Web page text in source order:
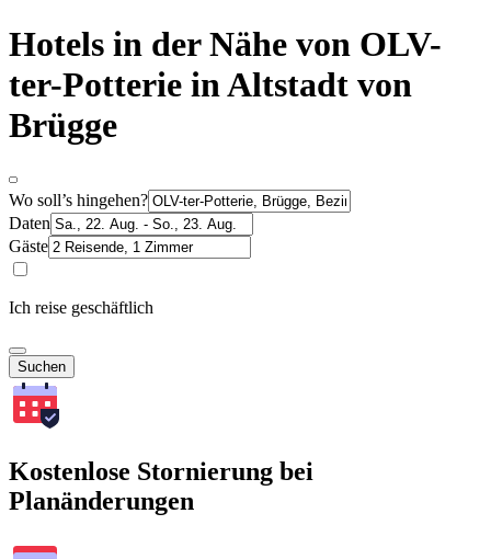
Hotels in der Nähe von OLV-
ter-Potterie in Altstadt von
Brügge
Wo soll’s hingehen?
Daten
Gäste
Ich reise geschäftlich
Suchen
Kostenlose Stornierung bei
Planänderungen